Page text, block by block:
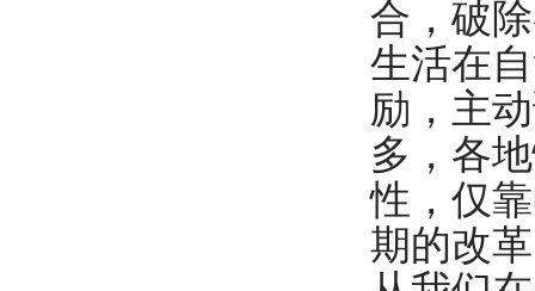
合，破
生活在
励，主
多，各
性，仅
期的改